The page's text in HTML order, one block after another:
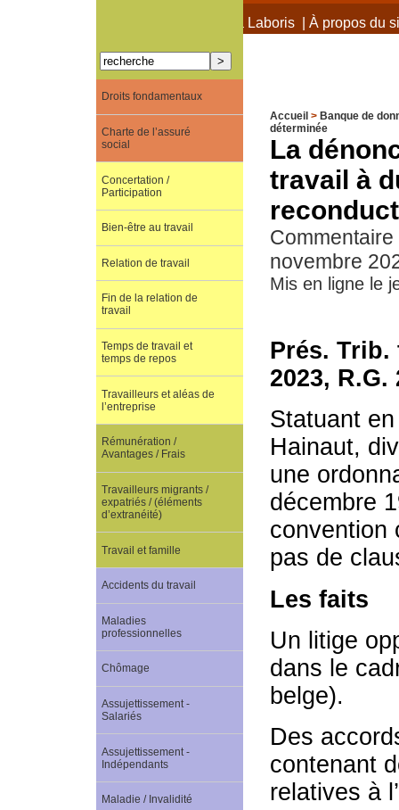
À propos de Terra Laboris| À propos du
Accueil > Banque de
déterminée
La
travail à
novembre
Mis en ligne le
Prés. Trib.
2023, R.G.
Statuant
Hainaut,
une
décembre
convention
pas de
Les faits
Un litige
dans le
belge).
Des
contenant
relatives à
Droits fondamentaux
Charte de l’assuré
social
Concertation /
Participation
Bien-être au travail
Relation de travail
Fin de la relation de
travail
Temps de travail et
temps de repos
Travailleurs et aléas de
l’entreprise
Rémunération /
Avantages / Frais
Travailleurs migrants /
expatriés / (éléments
d’extranéité)
Travail et famille
Accidents du travail
Maladies
professionnelles
Chômage
Assujettissement -
Salariés
Assujettissement -
Indépendants
Maladie / Invalidité